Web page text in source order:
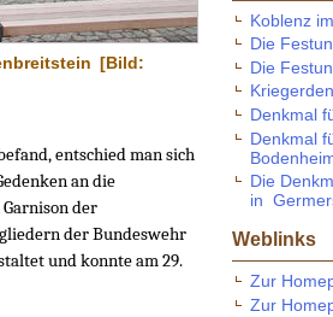
[Bild:
entschied man sich
an die
der
der Bundeswehr
und konnte am 29.
Koblenz
Die
Die
Denkmal
Denkmal
Die
in
Weblinks
Zur
Zur